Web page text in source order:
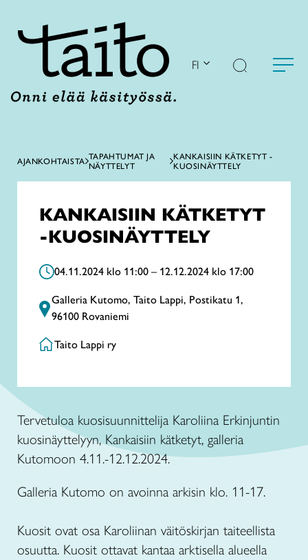
FI
AJANKOHTAISTA TAPAHTUMAT JA
NÄYTTELYT
KANKAISIIN KÄTKETYT -
KUOSINÄYTTELY
KANKAISIIN KÄTKETYT
-KUOSINÄYTTELY
04.11.2024 klo 11:00 – 12.12.2024 klo 17:00
Galleria Kutomo, Taito Lappi, Postikatu 1,
96100 Rovaniemi
Taito Lappi ry
Tervetuloa kuosisuunnittelija Karoliina Erkinjuntin
kuosinäyttelyyn, Kankaisiin kätketyt, galleria
Kutomoon 4.11.-12.12.2024.
Galleria Kutomo on avoinna arkisin klo. 11-17.
Kuosit ovat osa Karoliinan väitöskirjan taiteellista
osuutta. Kuosit ottavat kantaa arktisella alueella